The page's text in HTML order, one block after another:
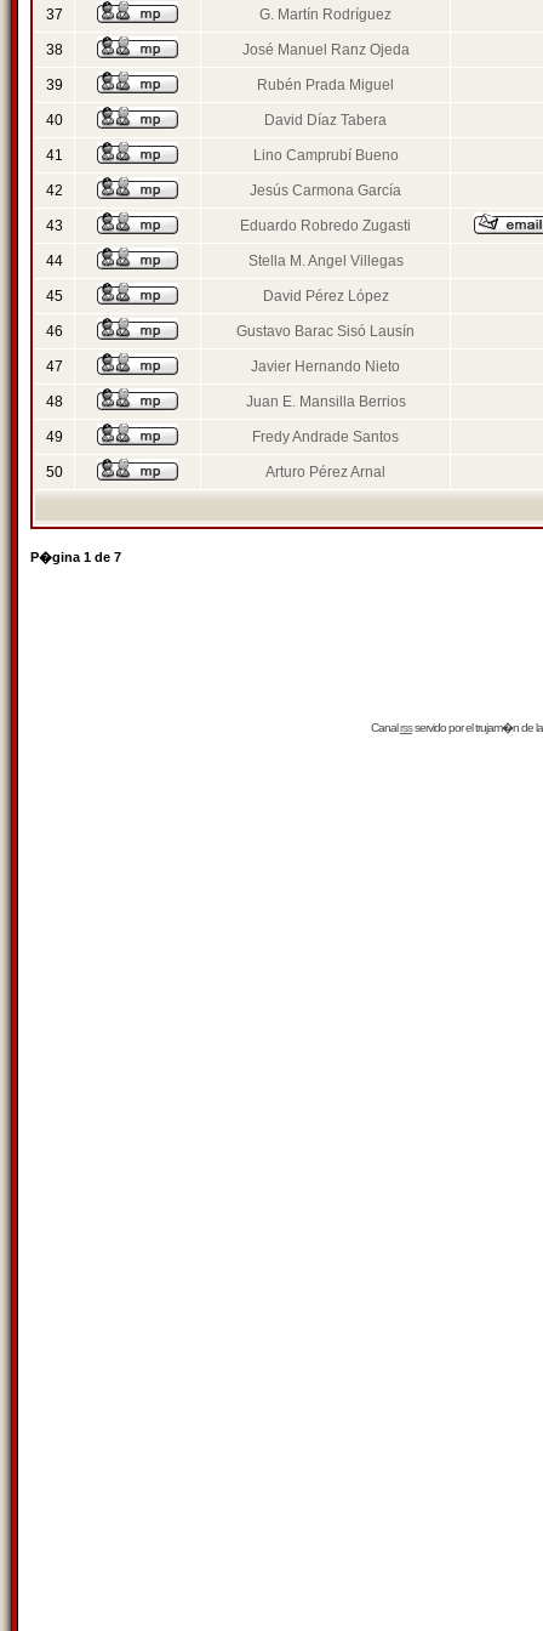
37 G. Martín Rodríguez
38 José Manuel Ranz Ojeda
39 Rubén Prada Miguel
40 David Díaz Tabera
41 Lino Camprubí Bueno
42 Jesús Carmona García
43 Eduardo Robredo Zugasti
44 Stella M. Angel Villegas
45 David Pérez López
46 Gustavo Barac Sisó Lausín
47 Javier Hernando Nieto
48 Juan E. Mansilla Berrios
49 Fredy Andrade Santos
50 Arturo Pérez Arnal
P�gina 1 de 7
Canalrssservido por eltrujam�nde